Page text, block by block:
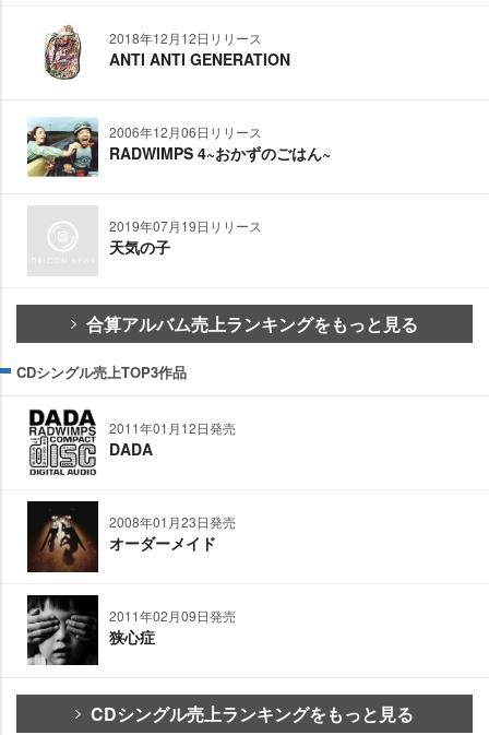
2018年12月12日リリース
ANTI ANTI GENERATION
2006年12月06日リリース
RADWIMPS 4~おかずのごはん~
2019年07月19日リリース
天気の子
合算アルバム売上ランキングをもっと見る
CDシングル売上TOP3作品
2011年01月12日発売
DADA
2008年01月23日発売
オーダーメイド
2011年02月09日発売
狭心症
CDシングル売上ランキングをもっと見る